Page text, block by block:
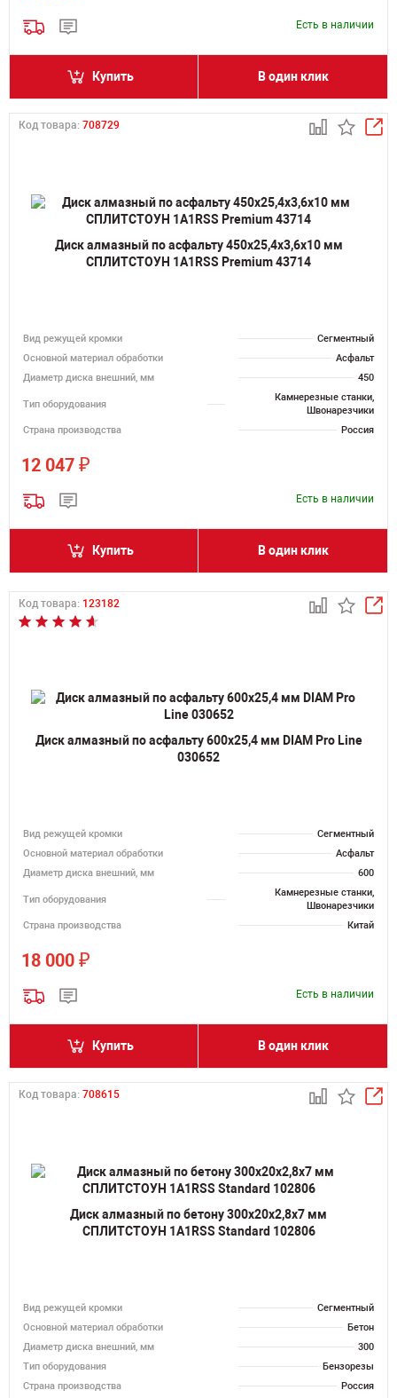
Есть в наличии
Купить В один клик
Код товара: 708729
Диск алмазный по асфальту 450х25,4х3,6х10 мм
СПЛИТСТОУН 1A1RSS Premium 43714
Вид режущей кромки
Сегментный
Основной материал обработки
Асфальт
Диаметр диска внешний, мм
450
Тип оборудования
Камнерезные станки,
Швонарезчики
Страна производства
Россия
12 047 ₽
Есть в наличии
Купить В один клик
Код товара: 123182
Диск алмазный по асфальту 600х25,4 мм DIAM Pro Line
030652
Вид режущей кромки
Сегментный
Основной материал обработки
Асфальт
Диаметр диска внешний, мм
600
Тип оборудования
Камнерезные станки,
Швонарезчики
Страна производства
Китай
18 000 ₽
Есть в наличии
Купить В один клик
Код товара: 708615
Диск алмазный по бетону 300х20х2,8х7 мм
СПЛИТСТОУН 1A1RSS Standard 102806
Вид режущей кромки
Сегментный
Основной материал обработки
Бетон
Диаметр диска внешний, мм
300
Тип оборудования
Бензорезы
Страна производства
Россия